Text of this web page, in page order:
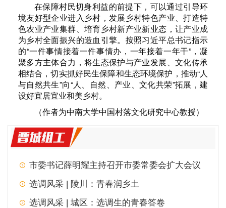
在保障村民切身利益的前提下，可以通过引导环
境友好型企业进入乡村，发展乡村特色产业、打造特
色农业产业集群、培育乡村新产业新业态，让产业成
为乡村全面振兴的造血引擎。按照习近平总书记指示
的“一件事情接着一件事情办，一年接着一年干”，凝
聚多方主体合力，将生态保护与产业发展、文化传承
相结合，切实抓好民生保障和生态环境保护，推动“人
与自然共生”向“人、自然、产业、文化共荣”拓展，建
设好宜居宜业和美乡村。
（作者为中南大学中国村落文化研究中心教授）
市委书记薛明耀主持召开市委常委会扩大会议
选调风采 | 陵川：青春润乡土
选调风采 | 城区：选调生的青春答卷